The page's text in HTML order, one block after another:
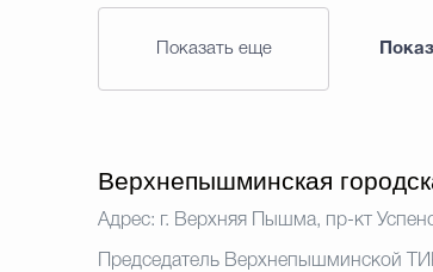
Показать еще
Верхнепышминская
Адрес: г. Верхняя Пышма, пр-кт
Председатель Верхнепышминской